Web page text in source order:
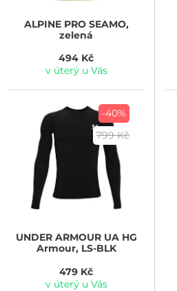
ALPINE PROSEAMO,
zelená
494 Kč
v úterý u Vás
-40%
799 Kč
UNDER ARMOURUA HG
Armour, LS-BLK
479 Kč
v úterý u Vás